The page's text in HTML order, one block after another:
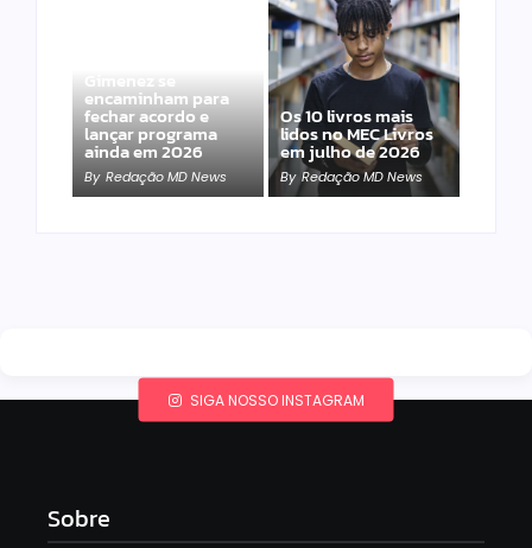
Gimenez se
encaminham para
fechar acordo e
lançar programa
ainda em 2026
By Redação MD News
Os 10 livros mais
lidos no MEC Livros
em julho de 2026
By Redação MD News
SIGA NOSSO INSTAGRAM
Sobre